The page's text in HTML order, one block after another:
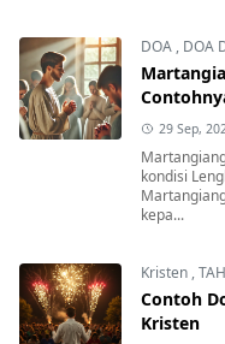
DOA , DOA
29 Sep,
kondisi
kepa...
Kristen ,
Contoh
Kristen